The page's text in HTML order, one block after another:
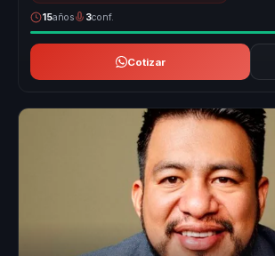
15años 3conf.
Cotizar